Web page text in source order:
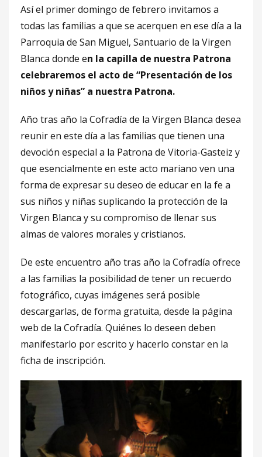
Así el primer domingo de febrero invitamos a
todas las familias a que se acerquen en ese día a la
Parroquia de San Miguel, Santuario de la Virgen
Blanca donde en la capilla de nuestra Patrona
celebraremos el acto de “Presentación de los
niños y niñas” a nuestra Patrona.
Año tras año la Cofradía de la Virgen Blanca desea
reunir en este día a las familias que tienen una
devoción especial a la Patrona de Vitoria-Gasteiz y
que esencialmente en este acto mariano ven una
forma de expresar su deseo de educar en la fe a
sus niños y niñas suplicando la protección de la
Virgen Blanca y su compromiso de llenar sus
almas de valores morales y cristianos.
De este encuentro año tras año la Cofradía ofrece
a las familias la posibilidad de tener un recuerdo
fotográfico, cuyas imágenes será posible
descargarlas, de forma gratuita, desde la página
web de la Cofradía. Quiénes lo deseen deben
manifestarlo por escrito y hacerlo constar en la
ficha de inscripción.